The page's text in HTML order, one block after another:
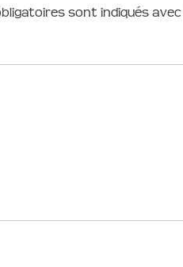
sont indiqués avec